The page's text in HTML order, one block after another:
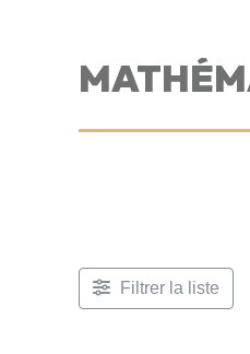
Filtrer la liste